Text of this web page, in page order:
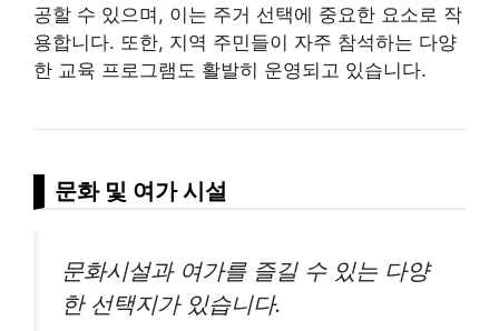
공할 수 있으며, 이는 주거 선택에 중요한 요소로 작
용합니다. 또한, 지역 주민들이 자주 참석하는 다양
한 교육 프로그램도 활발히 운영되고 있습니다.
문화 및 여가 시설
문화시설과 여가를 즐길 수 있는 다양
한 선택지가 있습니다.